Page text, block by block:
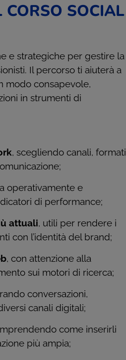
SOCIAL
e strategiche per gestire la
Il percorso ti aiuterà a
modo consapevole,
in strumenti di
, scegliendo canali, formati
operativamente e
di performance;
attuali, utili per rendere i
con l’identità del brand;
, con attenzione alla
sui motori di ricerca;
conversazioni,
canali digitali;
come inserirli
più ampia;